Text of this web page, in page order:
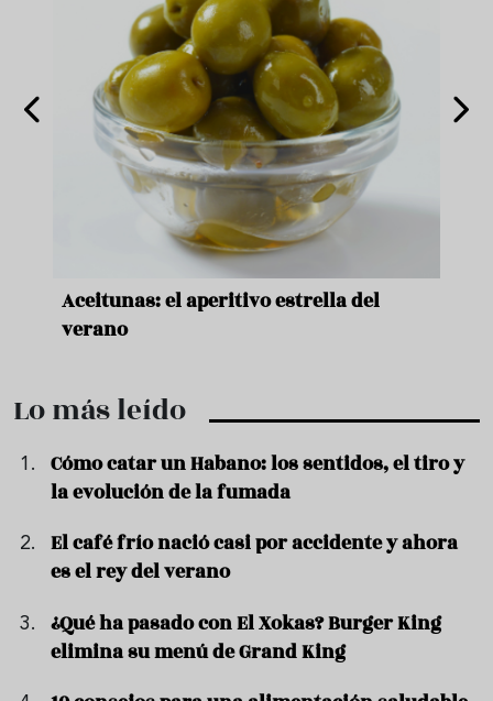
Aceitunas: el aperitivo estrella del
verano
Lo más leído
Cómo catar un Habano: los sentidos, el tiro y
la evolución de la fumada
El café frío nació casi por accidente y ahora
es el rey del verano
¿Qué ha pasado con El Xokas? Burger King
elimina su menú de Grand King